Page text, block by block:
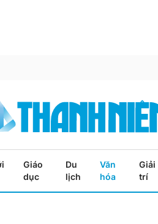
Giáo
dục
Du
lịch
Văn
hóa
Giải
trí